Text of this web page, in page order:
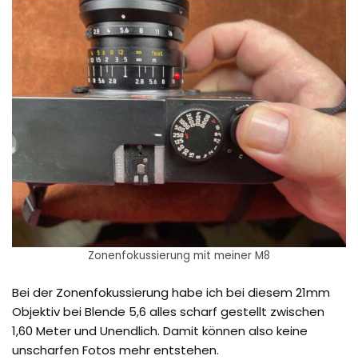
Zonenfokussierung mit meiner M8
Bei der Zonenfokussierung habe ich bei diesem 21mm
Objektiv bei Blende 5,6 alles scharf gestellt zwischen
1,60 Meter und Unendlich. Damit können also keine
unscharfen Fotos mehr entstehen.